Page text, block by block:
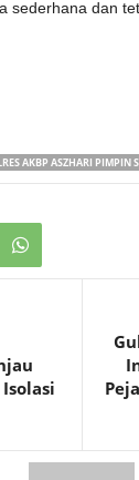
sederhana dan
AKBP ASZHARI PIMPIN